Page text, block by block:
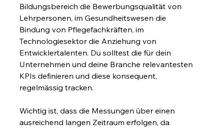
Bildungsbereich die Bewerbungsqualität von
Lehrpersonen, im Gesundheitswesen die
Bindung von Pflegefachkräften, im
Technologiesektor die Anziehung von
Entwicklertalenten. Du solltest die für dein
Unternehmen und deine Branche relevantesten
KPIs definieren und diese konsequent,
regelmässig tracken.
Wichtig ist, dass die Messungen über einen
ausreichend langen Zeitraum erfolgen, da